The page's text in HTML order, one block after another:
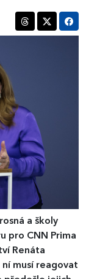
a školy
pro CNN Prima
Renáta
musí reagovat